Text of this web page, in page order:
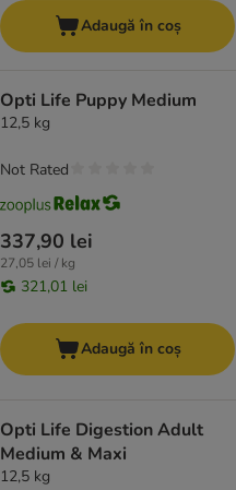
Adaugă în coș
Opti Life Puppy Medium
12,5 kg
337,90 lei
27,05 lei / kg
321,01 lei
Not Rated
Adaugă în coș
Opti Life Digestion Adult
Medium & Maxi
12,5 kg